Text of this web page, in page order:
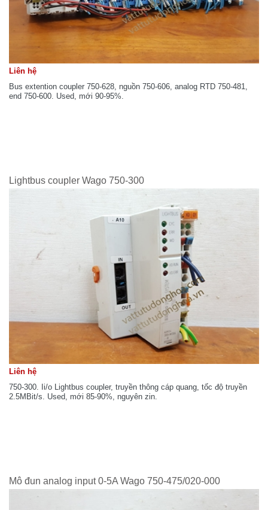
Liên hệ
Bus extention coupler 750-628, nguồn 750-606, analog RTD 750-481,
end 750-600. Used, mới 90-95%.
Lightbus coupler Wago 750-300
Liên hệ
750-300. Ii/o Lightbus coupler, truyền thông cáp quang, tốc độ truyền
2.5MBit/s. Used, mới 85-90%, nguyên zin.
Mô đun analog input 0-5A Wago 750-475/020-000